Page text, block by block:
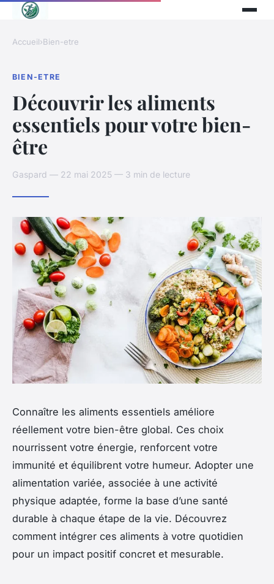
Accueil›Bien-etre
BIEN-ETRE
Découvrir les aliments
essentiels pour votre bien-
être
Gaspard — 22 mai 2025 — 3 min de lecture
Connaître les aliments essentiels améliore
réellement votre bien-être global. Ces choix
nourrissent votre énergie, renforcent votre
immunité et équilibrent votre humeur. Adopter une
alimentation variée, associée à une activité
physique adaptée, forme la base d’une santé
durable à chaque étape de la vie. Découvrez
comment intégrer ces aliments à votre quotidien
pour un impact positif concret et mesurable.